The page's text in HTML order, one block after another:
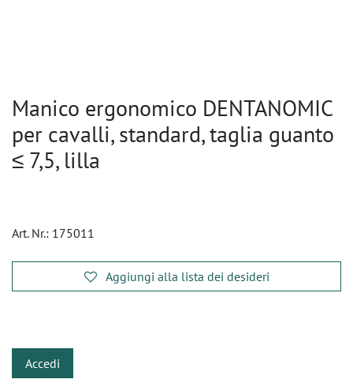
Manico ergonomico DENTANOMIC
per cavalli, standard, taglia guanto
≤ 7,5, lilla
Art. Nr.: 175011
Aggiungi alla lista dei desideri
Accedi